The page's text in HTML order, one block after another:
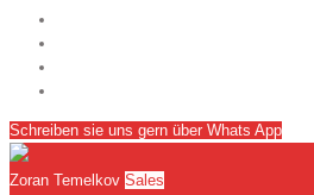
Schreiben sie uns gern über Whats App
Zoran Temelkov Sales